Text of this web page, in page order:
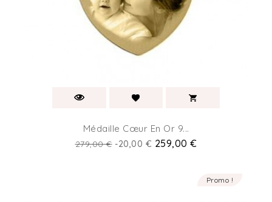
Médaille Cœur En Or 9...
Prix
279,00 € -20,00 € Prix
259,00 €
Promo !